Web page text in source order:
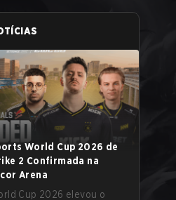
World Cup 2026 de
2 Confirmada na
Arena
Cup 2026 elevou o